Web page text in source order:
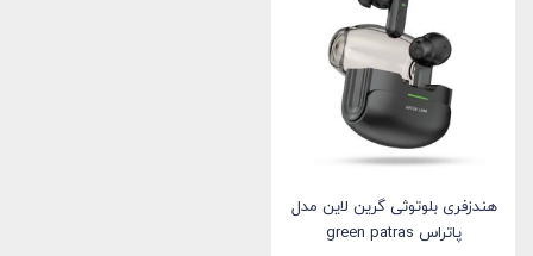
هندزفری بلوتوثی گرین لاین مدل
پاتراس green patras